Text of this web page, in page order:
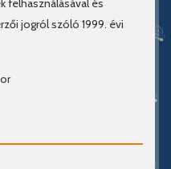
felhasználásával és
jogról szóló 1999. évi